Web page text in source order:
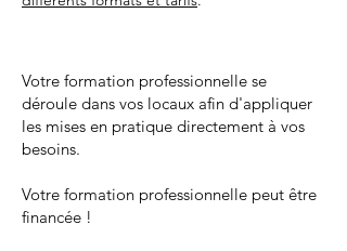
Votre formation professionnelle se
déroule dans vos locaux afin d'appliquer
les mises en pratique directement à vos
besoins.
Votre formation professionnelle peut être
financée !